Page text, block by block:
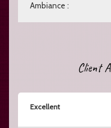
Ambiance :
Client A
Excellent